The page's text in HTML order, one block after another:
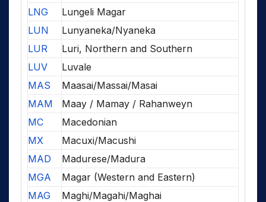
LNG
Lungeli Magar
LUN
Lunyaneka/Nyaneka
LUR
Luri, Northern and Southern
LUV
Luvale
MAS
Maasai/Massai/Masai
MAM
Maay / Mamay / Rahanweyn
MC
Macedonian
MX
Macuxi/Macushi
MAD
Madurese/Madura
MGA
Magar (Western and Eastern)
MAG
Maghi/Magahi/Maghai